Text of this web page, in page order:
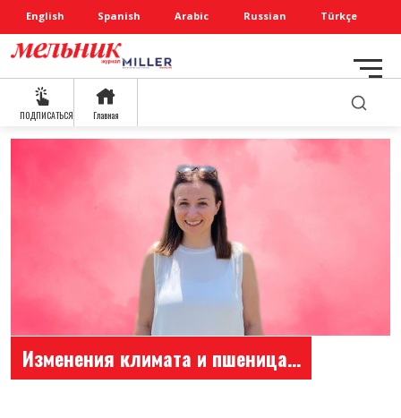
English Spanish Arabic Russian Türkçe
ПОДПИСАТЬСЯ Главная
Изменения климата и пшеница…